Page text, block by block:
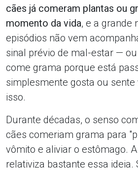
cães já comeram plantas ou
momento da vida, e a grande
episódios não vem
sinal prévio de mal-estar —
come grama porque está
simplesmente gosta ou
isso.
Durante décadas, o senso
cães comeriam grama para
vômito e aliviar o estômago.
relativiza bastante essa ideia.